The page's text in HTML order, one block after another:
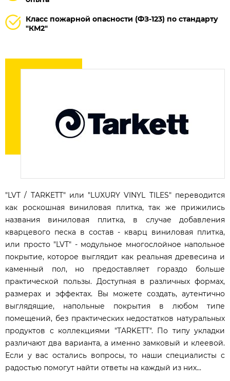
Класс пожарной опасности (ФЗ-123) по стандарту
"КМ2"
"LVT / TARKETT" или "LUXURY VINYL TILES" переводится
как роскошная виниловая плитка, так же прижились
названия виниловая плитка, в случае добавления
кварцевого песка в состав - кварц виниловая плитка,
или просто "LVT" - модульное многослойное напольное
покрытие, которое выглядит как реальная древесина и
каменный пол, но предоставляет гораздо больше
практической пользы. Доступная в различных формах,
размерах и эффектах. Вы можете создать, аутентично
выглядящие, напольные покрытия в любом типе
помещений, без практических недостатков натуральных
продуктов с коллекциями "TARKETT". По типу укладки
различают два варианта, а именно замковый и клеевой.
Если у вас остались вопросы, то наши специалисты с
радостью помогут найти ответы на каждый из них...